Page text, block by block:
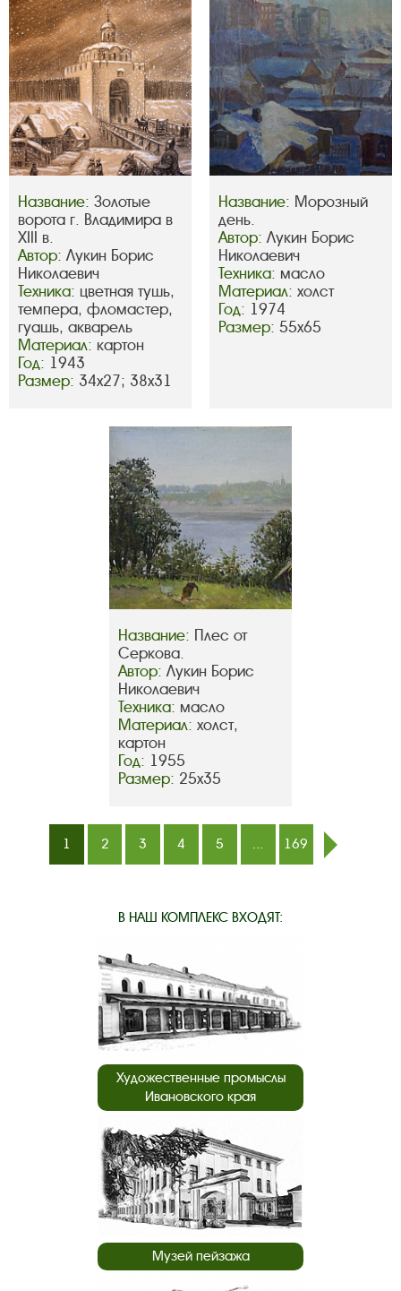
Название: Золотые
ворота г. Владимира в
XIII в.
Автор: Лукин Борис
Николаевич
Техника: цветная тушь,
темпера, фломастер,
гуашь, акварель
Материал: картон
Год: 1943
Размер: 34х27; 38х31
Название: Морозный
день.
Автор: Лукин Борис
Николаевич
Техника: масло
Материал: холст
Год: 1974
Размер: 55х65
Название: Плес от
Серкова.
Автор: Лукин Борис
Николаевич
Техника: масло
Материал: холст,
картон
Год: 1955
Размер: 25х35
1 2 3 4 5 ...
169
В НАШ КОМПЛЕКС ВХОДЯТ:
Художественные промыслы
Ивановского края
Музей пейзажа